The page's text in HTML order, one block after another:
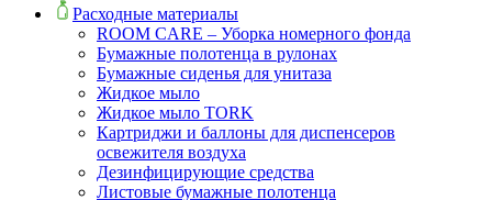
Расходные материалы
ROOM CARE – Уборка номерного фонда
Бумажные полотенца в рулонах
Бумажные сиденья для унитаза
Жидкое мыло
Жидкое мыло TORK
Картриджи и баллоны для диспенсеров
освежителя воздуха
Дезинфицирующие средства
Листовые бумажные полотенца